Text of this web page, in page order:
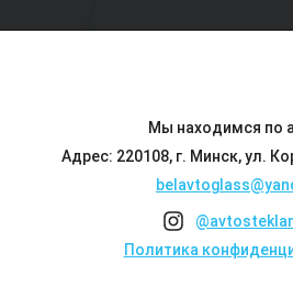
Мы находимся по
Адрес: 220108, г. Минск, ул.
Политика